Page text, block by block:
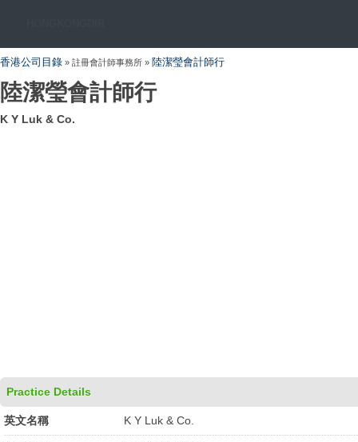
香港公司目錄 » 註冊會計師事務所 » 陸潔瑩會計師行
陸潔瑩會計師行
K Y Luk & Co.
Practice Details
英文名稱 K Y Luk & Co.